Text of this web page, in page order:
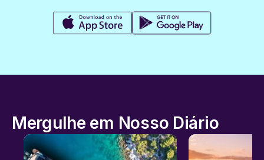
Mergulhe em Nosso Diário